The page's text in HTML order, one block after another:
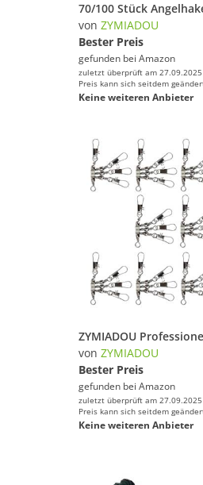
von ZYMIADOU
Bester Preis
gefunden bei Amazon
zuletzt überprüft am
Preis kann sich seitdem
Keine weiteren Anbieter
von ZYMIADOU
Bester Preis
gefunden bei Amazon
zuletzt überprüft am
Preis kann sich seitdem
Keine weiteren Anbieter